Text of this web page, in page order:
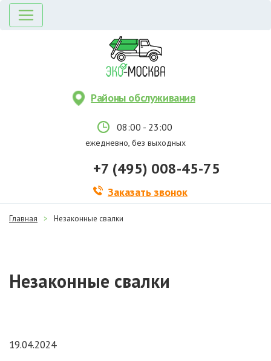
Районы обслуживания
08:00 - 23:00
ежедневно, без выходных
+7 (495) 008-45-75
Заказать звонок
Главная > Незаконные свалки
Незаконные свалки
19.04.2024